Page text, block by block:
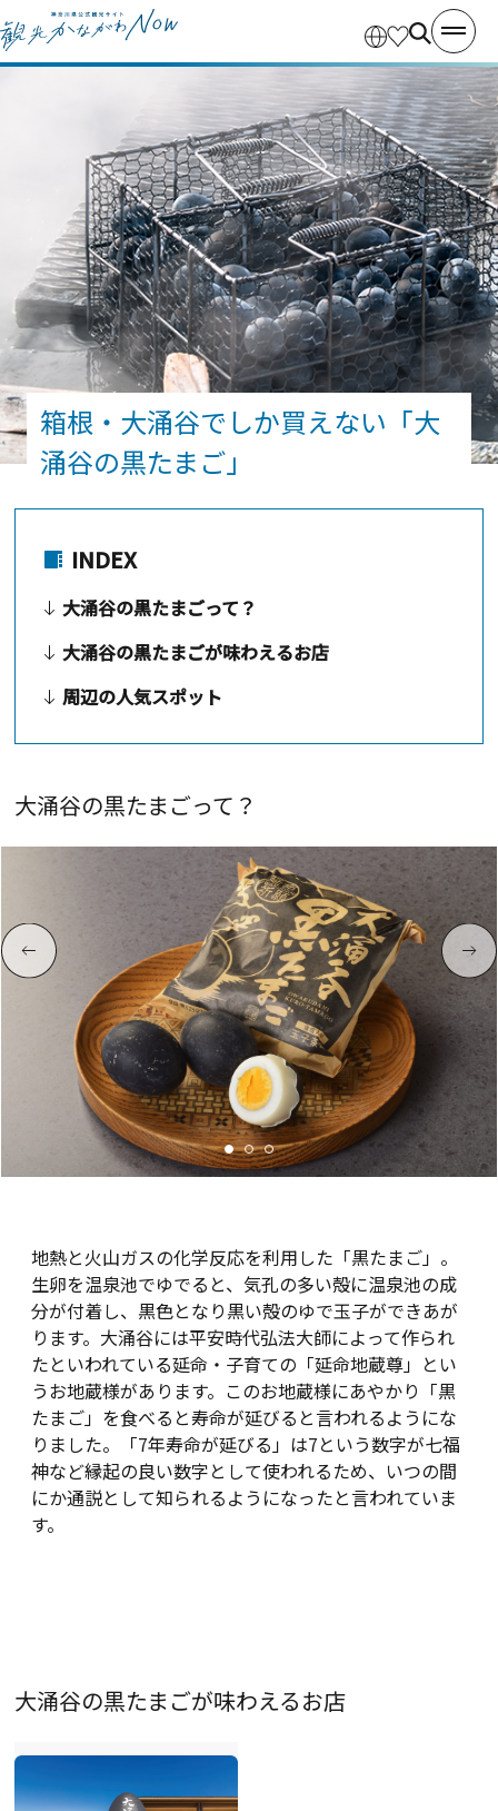
箱根・大涌谷でしか買えない「大
涌谷の黒たまご」
INDEX
大涌谷の黒たまごって？
大涌谷の黒たまごが味わえるお店
周辺の人気スポット
大涌谷の黒たまごって？
地熱と火山ガスの化学反応を利用した「黒たまご」。
生卵を温泉池でゆでると、気孔の多い殻に温泉池の成
分が付着し、黒色となり黒い殻のゆで玉子ができあが
ります。大涌谷には平安時代弘法大師によって作られ
たといわれている延命・子育ての「延命地蔵尊」とい
うお地蔵様があります。このお地蔵様にあやかり「黒
たまご」を食べると寿命が延びると言われるようにな
りました。「7年寿命が延びる」は7という数字が七福
神など縁起の良い数字として使われるため、いつの間
にか通説として知られるようになったと言われていま
す。
大涌谷の黒たまごが味わえるお店